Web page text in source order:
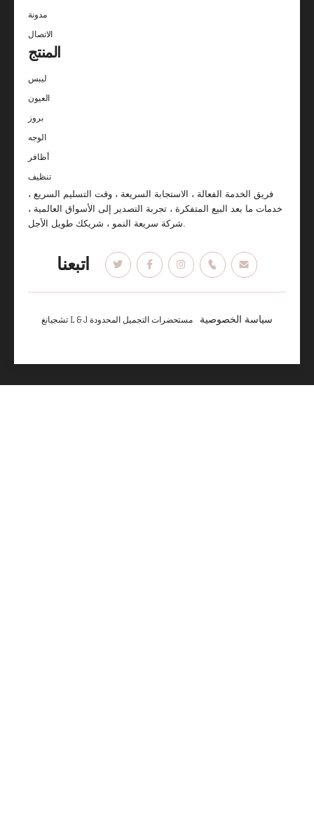
مدونة
الاتصال
المنتج
ليبس
العيون
بروز
الوجه
أظافر
تنظيف
فريق الخدمة الفعالة ، الاستجابة السريعة ، وقت التسليم السريع ،
خدمات ما بعد البيع المتفكرة ، تجربة التصدير إلى الأسواق العالمية ،
شركة سريعة النمو ، شريكك طويل الأجل.
اتبعنا
تشجيانغ L & J مستحضرات التجميل المحدودة سياسة الخصوصية